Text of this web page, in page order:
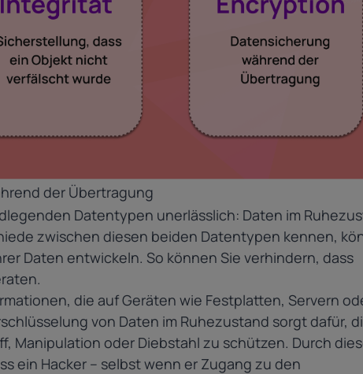
der Übertragung
Datentypen unerlässlich: Daten im
zwischen diesen beiden Datentypen kennen,
Daten entwickeln. So können Sie verhindern, dass
die auf Geräten wie Festplatten, Servern
von Daten im Ruhezustand sorgt dafür,
Manipulation oder Diebstahl zu schützen. Durch
ein Hacker – selbst wenn er Zugang zu den